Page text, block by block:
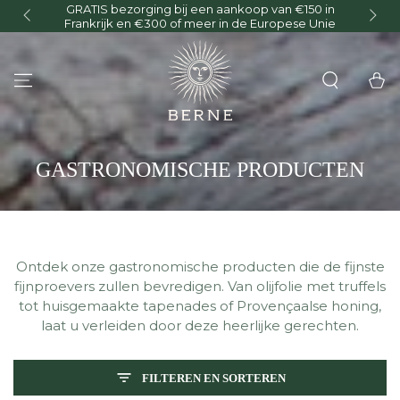
GA NAAR INHOUD
bij een aankoop van €150 in
€300 of meer in de Europese Unie
Offre d'été : votre
COLLECTIE:
GASTRONOMISCHE PRODUCTEN
Ontdek onze gastronomische producten die de fijnste
fijnproevers zullen bevredigen. Van olijfolie met truffels
tot huisgemaakte tapenades of Provençaalse honing,
laat u verleiden door deze heerlijke gerechten.
FILTEREN EN SORTEREN